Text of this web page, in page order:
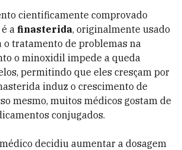
cientificamente comprovado
a finasterida, originalmente usado
o tratamento de problemas na
o minoxidil impede a queda
permitindo que eles cresçam por
induz o crescimento de
mesmo, muitos médicos gostam de
conjugados.
decidiu aumentar a dosagem